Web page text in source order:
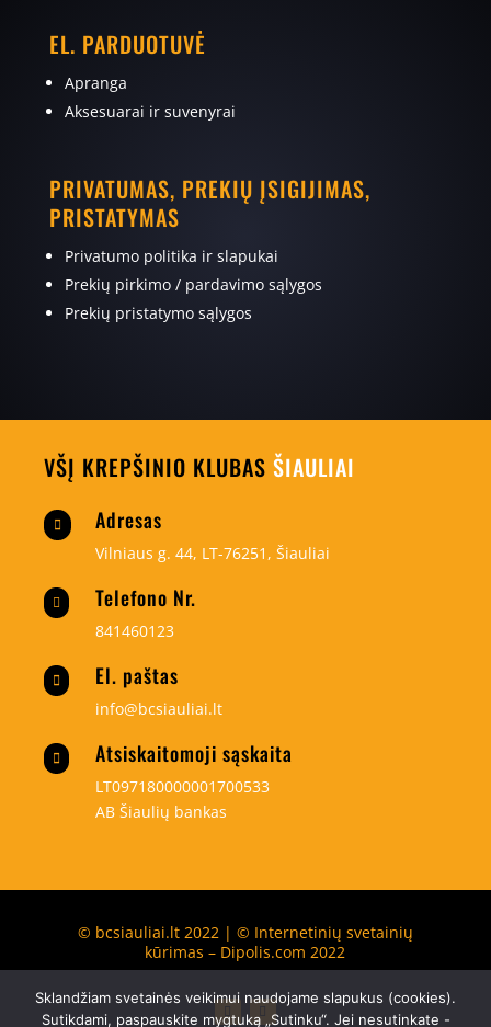
EL. PARDUOTUVĖ
Apranga
Aksesuarai ir suvenyrai
PRIVATUMAS, PREKIŲ ĮSIGIJIMAS,
PRISTATYMAS
Privatumo politika ir slapukai
Prekių pirkimo / pardavimo sąlygos
Prekių pristatymo sąlygos
VŠĮ KREPŠINIO KLUBAS ŠIAULIAI
 Adresas
Vilniaus g. 44, LT-76251, Šiauliai
 Telefono Nr.
841460123
 El. paštas
info@bcsiauliai.lt
 Atsiskaitomoji sąskaita
LT097180000001700533
AB Šiaulių bankas
© bcsiauliai.lt 2022 | © Internetinių svetainių
kūrimas – Dipolis.com 2022
Sklandžiam svetainės veikimui naudojame slapukus (cookies).
Sutikdami, paspauskite mygtuką „Sutinku“. Jei nesutinkate -